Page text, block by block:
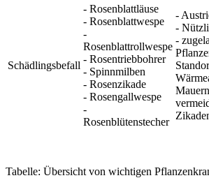
Schädlingsbefall
- Rosenblattläuse
- Rosenblattwespe
-
Rosenblattrollwespe
- Rosentriebbohrer
- Spinnmilben
- Rosenzikade
- Rosengallwespe
-
Rosenblütenstecher
-
-
-
Tabelle: Übersicht von wichtigen